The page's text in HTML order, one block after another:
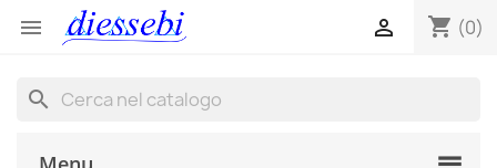
 shopping_cart (0)

search